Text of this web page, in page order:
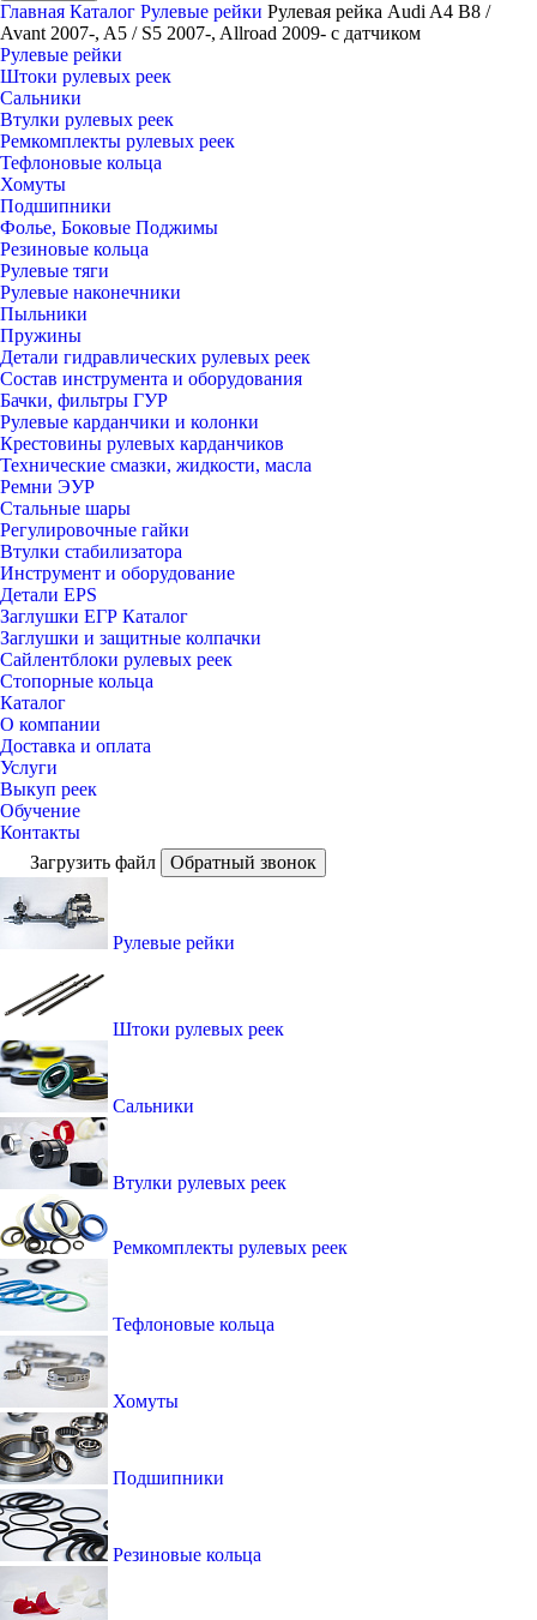
Главная Каталог Рулевые рейки Рулевая рейка Audi A4 B8 /
Avant 2007-, A5 / S5 2007-, Allroad 2009- с датчиком
Рулевые рейки
Штоки рулевых реек
Сальники
Втулки рулевых реек
Ремкомплекты рулевых реек
Тефлоновые кольца
Хомуты
Подшипники
Фолье, Боковые Поджимы
Резиновые кольца
Рулевые тяги
Рулевые наконечники
Пыльники
Пружины
Детали гидравлических рулевых реек
Состав инструмента и оборудования
Бачки, фильтры ГУР
Рулевые карданчики и колонки
Крестовины рулевых карданчиков
Технические смазки, жидкости, масла
Ремни ЭУР
Стальные шары
Регулировочные гайки
Втулки стабилизатора
Инструмент и оборудование
Детали EPS
Заглушки ЕГР Каталог
Заглушки и защитные колпачки
Сайлентблоки рулевых реек
Стопорные кольца
Каталог
О компании
Доставка и оплата
Услуги
Выкуп реек
Обучение
Контакты
Загрузить файл
Обратный звонок
Рулевые рейки
Штоки рулевых реек
Сальники
Втулки рулевых реек
Ремкомплекты рулевых реек
Тефлоновые кольца
Хомуты
Подшипники
Резиновые кольца